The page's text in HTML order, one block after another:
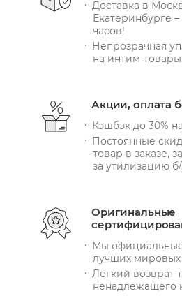
Доставка в
Екатеринбурге –
часов!
Непрозрачная
на интим-товары.
Акции, оплата
Кэшбэк до 30%
Постоянные
товар в заказе,
за утилизацию
Оригинальные
Мы
лучших
Легкий возврат
ненадлежащего